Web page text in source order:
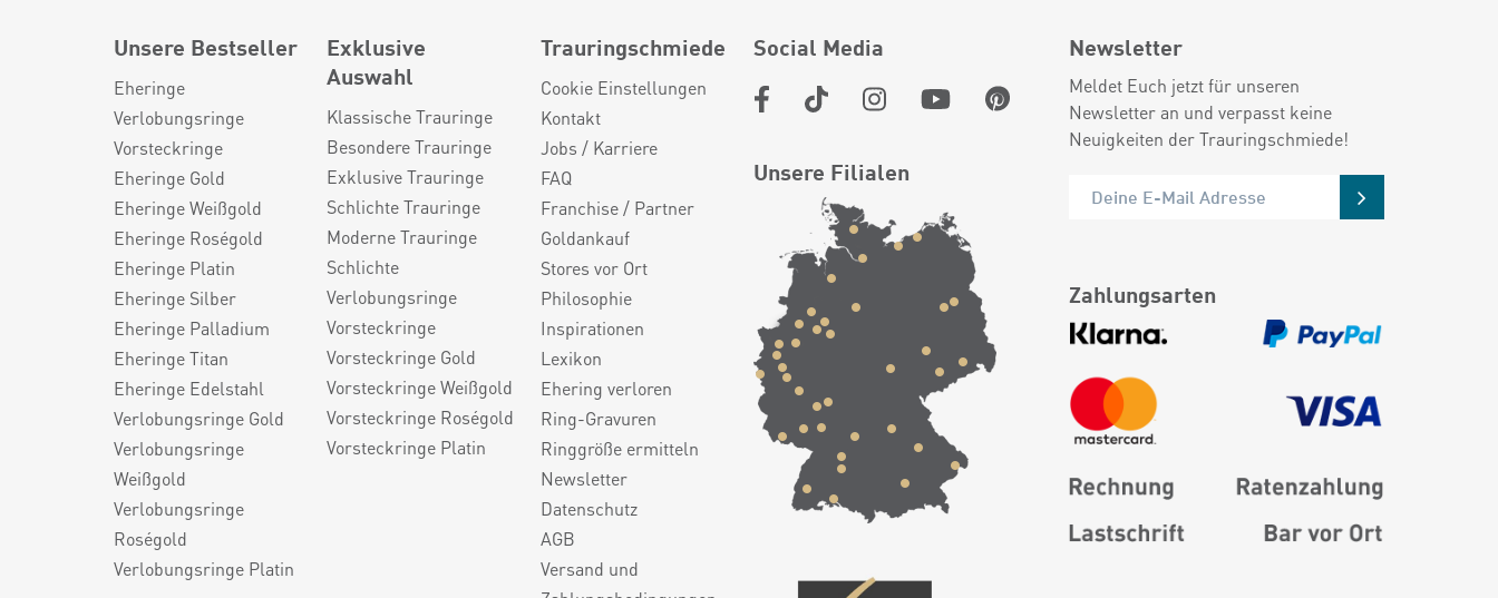
Unsere Bestseller
Eheringe
Verlobungsringe
Vorsteckringe
Eheringe Gold
Eheringe Weißgold
Eheringe Roségold
Eheringe Platin
Eheringe Silber
Eheringe Palladium
Eheringe Titan
Eheringe Edelstahl
Verlobungsringe Gold
Verlobungsringe
Weißgold
Verlobungsringe
Roségold
Verlobungsringe Platin
Exklusive
Auswahl
Klassische Trauringe
Besondere Trauringe
Exklusive Trauringe
Schlichte Trauringe
Moderne Trauringe
Schlichte
Verlobungsringe
Vorsteckringe
Vorsteckringe Gold
Vorsteckringe Weißgold
Vorsteckringe Roségold
Vorsteckringe Platin
Trauringschmiede
Cookie Einstellungen
Kontakt
Jobs / Karriere
FAQ
Franchise / Partner
Goldankauf
Stores vor Ort
Philosophie
Inspirationen
Lexikon
Ehering verloren
Ring-Gravuren
Ringgröße ermitteln
Newsletter
Datenschutz
AGB
Versand und
Social Media
Unsere Filialen
Newsletter
Meldet Euch jetzt für unseren
Newsletter an und verpasst keine
Neuigkeiten der Trauringschmiede!
Zahlungsarten